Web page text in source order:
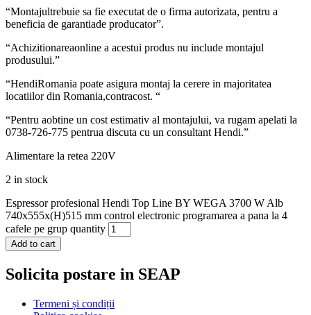
“Montajultrebuie sa fie executat de o firma autorizata, pentru a
beneficia de garantiade producator”.
“Achizitionareaonline a acestui produs nu include montajul
produsului.”
“HendiRomania poate asigura montaj la cerere in majoritatea
locatiilor din Romania,contracost. “
“Pentru aobtine un cost estimativ al montajului, va rugam apelati la
0738-726-775 pentrua discuta cu un consultant Hendi.”
Alimentare la retea 220V
2 in stock
Espressor profesional Hendi Top Line BY WEGA 3700 W Alb
740x555x(H)515 mm control electronic programarea a pana la 4
cafele pe grup quantity
Add to cart
Solicita postare in SEAP
Termeni și condiții